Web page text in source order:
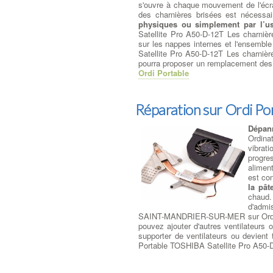
s'ouvre à chaque mouvement de
des charnières brisées est
physiques ou simplement par
Satellite Pro A50-D-12T Les
sur les nappes internes et
Satellite Pro A50-D-12T Les
pourra proposer un remplacement
Ordi Portable
Réparation sur Ordi
est
la
SAINT-MANDRIER-SUR-MER sur
pouvez ajouter d'autres ventilateurs
supporter de ventilateurs ou
Portable TOSHIBA Satellite Pro A50-